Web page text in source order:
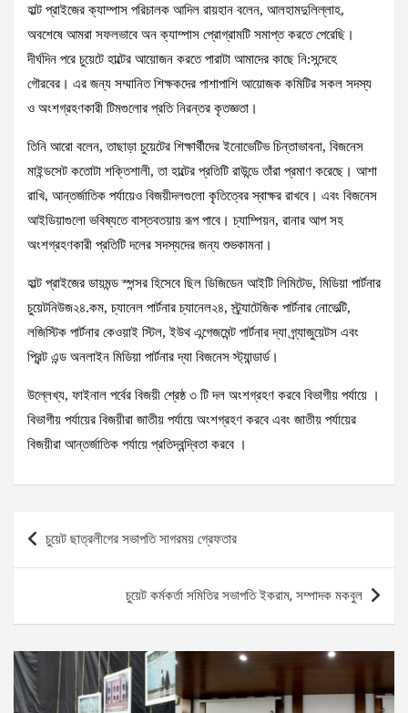
হাল্ট প্রাইজের ক্যাম্পাস পরিচালক আদিল রায়হান বলেন, আলহামদুলিল্লাহ,
অবশেষে আমরা সফলভাবে অন ক্যাম্পাস প্রোগ্রামটি সমাপ্ত করতে পেরেছি।
দীর্ঘদিন পরে চুয়েটে হাল্টের আয়োজন করতে পারাটা আমাদের কাছে নি:সন্দেহে
গৌরবের। এর জন্য সম্মানিত শিক্ষকদের পাশাপাশি আয়োজক কমিটির সকল সদস্য
ও অংশগ্রহণকারী টিমগুলোর প্রতি নিরন্তর কৃতজ্ঞতা।
তিনি আরো বলেন, তাছাড়া চুয়েটের শিক্ষার্থীদের ইনোভেটিভ চিন্তাভাবনা, বিজনেস
মাইন্ডসেট কতোটা শক্তিশালী, তা হাল্টের প্রতিটি রাউন্ডে তাঁরা প্রমাণ করেছে। আশা
রাখি, আন্তর্জাতিক পর্যায়েও বিজয়ীদলগুলো কৃতিত্বের স্বাক্ষর রাখবে। এবং বিজনেস
আইডিয়াগুলো ভবিষ্যতে বাস্তবতয়ায় রূপ পাবে। চ্যাম্পিয়ন, রানার আপ সহ
অংশগ্রহণকারী প্রতিটি দলের সদস্যদের জন্য শুভকামনা।
হাল্ট প্রাইজের ডায়মন্ড স্পন্সর হিসেবে ছিল ডিজিডেন আইটি লিমিটেড, মিডিয়া পার্টনার
চুয়েটনিউজ২৪.কম, চ্যানেল পার্টনার চ্যানেল২৪, স্ট্র্যাটেজিক পার্টনার নোভেল্টি,
লজিস্টিক পার্টনার কেওয়াই স্টিল, ইউথ এন্গেজমেন্ট পার্টনার দ্যা গ্র্যাজুয়েটস এবং
প্রিন্ট এন্ড অনলাইন মিডিয়া পার্টনার দ্যা বিজনেস স্ট্যান্ডার্ড।
উল্লেখ্য, ফাইনাল পর্বের বিজয়ী শ্রেষ্ঠ ৩ টি দল অংশগ্রহণ করবে বিভাগীয় পর্যায়ে ।
বিভাগীয় পর্যায়ের বিজয়ীরা জাতীয় পর্যায়ে অংশগ্রহণ করবে এবং জাতীয় পর্যায়ের
বিজয়ীরা আন্তর্জাতিক পর্যায়ে প্রতিদ্বন্দ্বিতা করবে ।
navigation
চুয়েট ছাত্রলীগের সভাপতি সাগরময় গ্রেফতার
চুয়েট কর্মকর্তা সমিতির সভাপতি ইকরাম, সম্পাদক মকবুল